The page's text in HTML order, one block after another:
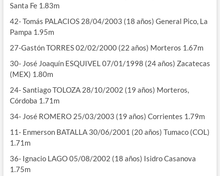
Santa Fe 1.83m
42- Tomás PALACIOS 28/04/2003 (18 años) General Pico, La
Pampa 1.95m
27-Gastón TORRES 02/02/2000 (22 años) Morteros 1.67m
30- José Joaquín ESQUIVEL 07/01/1998 (24 años) Zacatecas
(MEX) 1.80m
24- Santiago TOLOZA 28/10/2002 (19 años) Morteros,
Córdoba 1.71m
34- José ROMERO 25/03/2003 (19 años) Corrientes 1.79m
11- Enmerson BATALLA 30/06/2001 (20 años) Tumaco (COL)
1.71m
36- Ignacio LAGO 05/08/2002 (18 años) Isidro Casanova
1.75m